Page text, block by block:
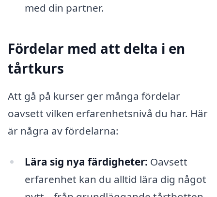
med din partner.
Fördelar med att delta i en
tårtkurs
Att gå på kurser ger många fördelar
oavsett vilken erfarenhetsnivå du har. Här
är några av fördelarna:
Lära sig nya färdigheter: Oavsett
erfarenhet kan du alltid lära dig något